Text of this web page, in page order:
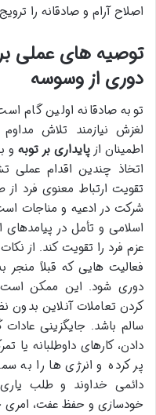
اصلاح آرام و صادقانه را
توصیه های عملی
دوری از وسوسه
توبه صادقانه اولین گام
لغزش نیازمند تلاش
اطمینان ازپایداری بر توبه و
اتخاذ چندین اقدام عملی
تقویت ارتباط معنوی فرد
شرکت در ادعیه و مناجات
اسلامی و تأمل در پیامدهای
عزم فرد را تقویت کند. از
فعالیت هایی که قبلاً منجر
دوری شود. این ممکن است
کردن تعاملات آنلاین بدون
سالم باشد. جایگزینی عادات
دادن، کارهای داوطلبانه یا
پر کرده و انرژی ها را به
دائمی خداوند و طلب
خودسازی و حفظ عفت،